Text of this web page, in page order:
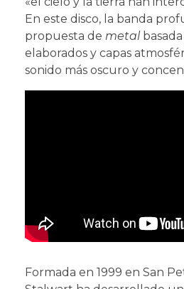
En este disco, la banda
propuesta de metal
elaborados y capas
sonido más oscuro y
Formada en 1999 en San